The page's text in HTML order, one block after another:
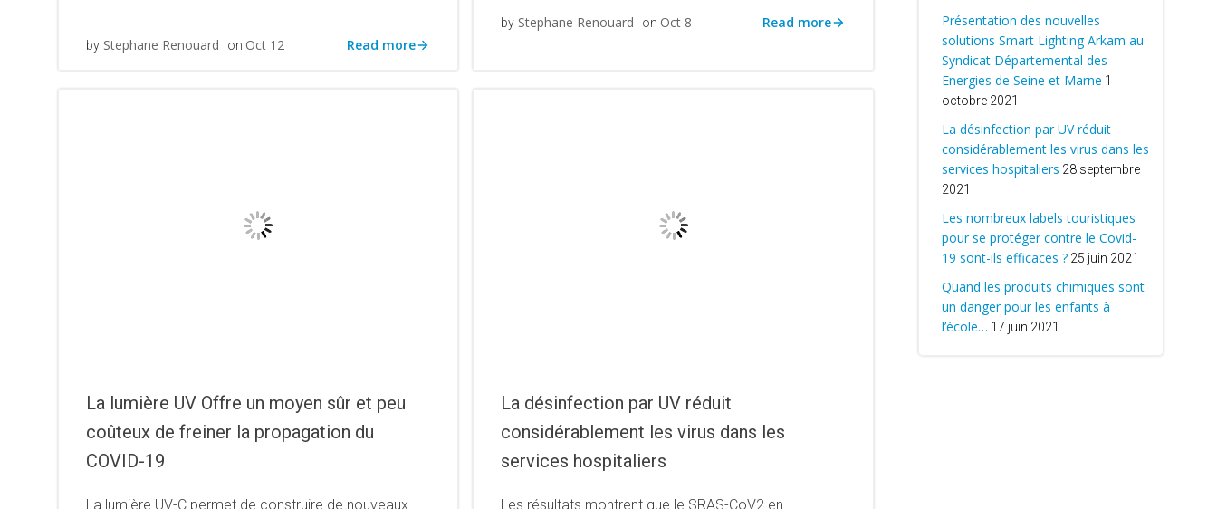
by Stephane Renouard on Oct 12 Read more
by Stephane Renouard on Oct 8 Read more
La lumière UV Offre un moyen sûr et peu
coûteux de freiner la propagation du
COVID-19
La lumière UV-C permet de construire de nouveaux
La désinfection par UV réduit
considérablement les virus dans les
services hospitaliers
Les résultats montrent que le SRAS-CoV2 en
Présentation des nouvelles
solutions Smart Lighting Arkam au
Syndicat Départemental des
Energies de Seine et Marne 1
octobre 2021
La désinfection par UV réduit
considérablement les virus dans les
services hospitaliers 28 septembre
2021
Les nombreux labels touristiques
pour se protéger contre le Covid-
19 sont-ils efficaces ? 25 juin 2021
Quand les produits chimiques sont
un danger pour les enfants à
l’école… 17 juin 2021